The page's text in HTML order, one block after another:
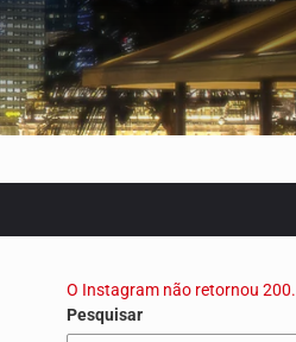
O Instagram não retornou 200.
Pesquisar